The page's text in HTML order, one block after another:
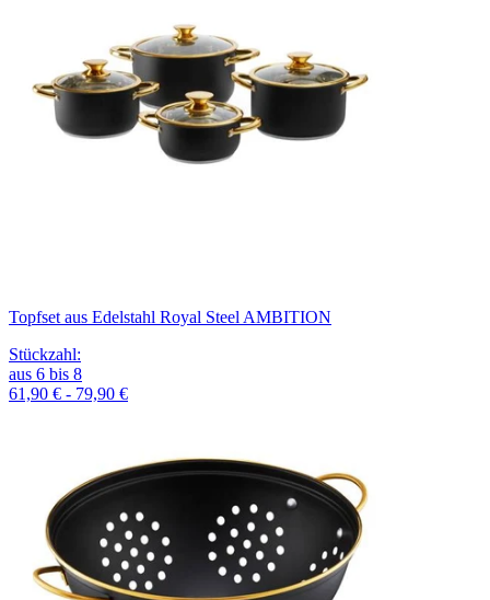
Topfset aus Edelstahl Royal Steel AMBITION
Stückzahl:
aus 6 bis 8
61,90 € - 79,90 €